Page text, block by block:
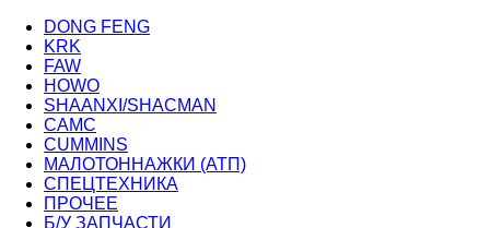
DONG FENG
KRK
FAW
HOWO
SHAANXI/SHACMAN
CAMC
CUMMINS
МАЛОТОННАЖКИ (АТП)
СПЕЦТЕХНИКА
ПРОЧЕЕ
Б/У ЗАПЧАСТИ